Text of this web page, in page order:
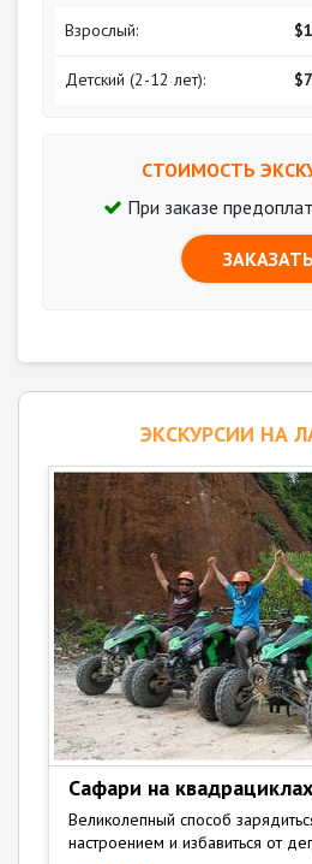
Взрослый:
Детский (2-12 лет):
СТОИМОСТЬ
При заказе
ЗАКАЗАТЬ
ЭКСКУРСИИ НА
Сафари на квадрациклах
Великолепный способ
настроением и избавиться от